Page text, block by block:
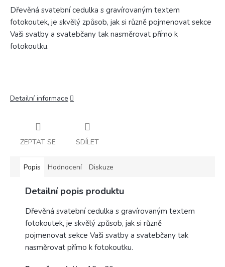
Dřevěná svatební cedulka s gravírovaným textem
fotokoutek, je skvělý způsob, jak si různě pojmenovat sekce
Vaši svatby a svatebčany tak nasměrovat přímo k
fotokoutku.
Detailní informace
ZEPTAT SE SDÍLET
Popis Hodnocení Diskuze
Detailní popis produktu
Dřevěná svatební cedulka s gravírovaným textem
fotokoutek, je skvělý způsob, jak si různě
pojmenovat sekce Vaši svatby a svatebčany tak
nasměrovat přímo k fotokoutku.